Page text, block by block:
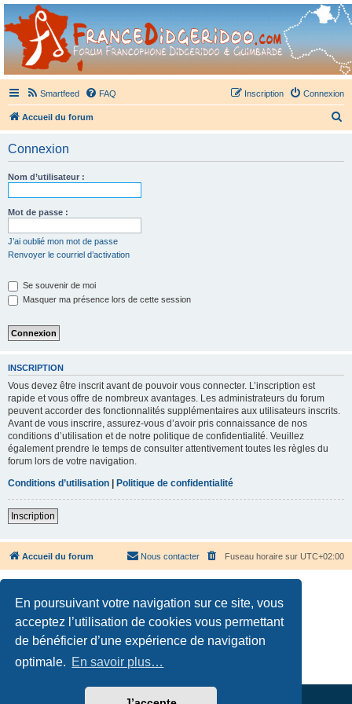
En poursuivant votre navigation sur ce site, vous
acceptez l’utilisation de cookies vous permettant
de bénéficier d’une expérience de navigation
optimale. En savoir plus…
France Didgeridoo
Didgeridoo et Guimbarde sur France Didgeridoo - retrouvez la communauté.
Smartfeed FAQ Connexion
Inscription
Accueil du forum
Connexion
Nom d’utilisateur :
Mot de passe :
J’ai oublié mon mot de passe
Renvoyer le courriel d’activation
Se souvenir de moi
Masquer ma présence lors de cette session
INSCRIPTION
Vous devez être inscrit avant de pouvoir vous connecter. L’inscription est
rapide et vous offre de nombreux avantages. Les administrateurs du forum
peuvent accorder des fonctionnalités supplémentaires aux utilisateurs inscrits.
Avant de vous inscrire, assurez-vous d’avoir pris connaissance de nos
conditions d’utilisation et de notre politique de confidentialité. Veuillez
également prendre le temps de consulter attentivement toutes les règles du
forum lors de votre navigation.
Conditions d’utilisation
Politique de confidentialité
Inscription
Accueil du forum Fuseau horaire sur UTC+02:00
Nous contacter
Développé parphpBB® Forum Software © phpBB Limited
Confidentialité